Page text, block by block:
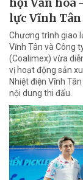
hội Văn hóa
lực Vĩnh Tân
Chương trình giao
Vĩnh Tân và Công
(Coalimex) vừa
vị hoạt động sản
Nhiệt điện Vĩnh
nội dung thi đấu.